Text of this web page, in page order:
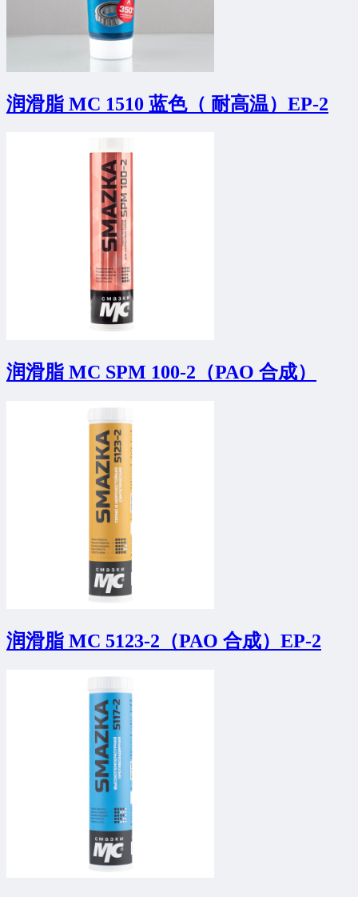
润滑脂 MC 1510 蓝色（ 耐高温）EP-2
润滑脂 MC SPM 100-2（PAO 合成）
润滑脂 МС 5123-2（PAO 合成）EP-2